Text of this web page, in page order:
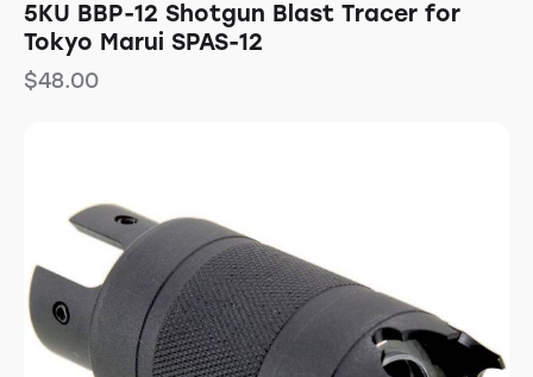
5KU BBP-12 Shotgun Blast Tracer for
Tokyo Marui SPAS-12
$48.00